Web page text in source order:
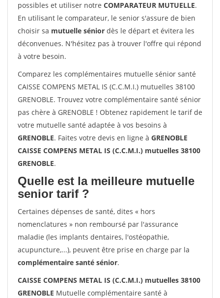
possibles et utiliser notre COMPARATEUR MUTUELLE.
En utilisant le comparateur, le senior s'assure de bien
choisir sa mutuelle sénior dès le départ et évitera les
déconvenues. N'hésitez pas à trouver l'offre qui répond
à votre besoin.
Comparez les complémentaires mutuelle sénior santé
CAISSE COMPENS METAL IS (C.C.M.I.) mutuelles 38100
GRENOBLE. Trouvez votre complémentaire santé sénior
pas chère à GRENOBLE ! Obtenez rapidement le tarif de
votre mutuelle santé adaptée à vos besoins à
GRENOBLE. Faites votre devis en ligne à GRENOBLE
CAISSE COMPENS METAL IS (C.C.M.I.) mutuelles 38100
GRENOBLE.
Quelle est la meilleure mutuelle
senior tarif ?
Certaines dépenses de santé, dites « hors
nomenclatures » non remboursé par l'assurance
maladie (les implants dentaires, l'ostéopathie,
acupuncture,...), peuvent être prise en charge par la
complémentaire santé sénior.
CAISSE COMPENS METAL IS (C.C.M.I.) mutuelles 38100
GRENOBLE Mutuelle complémentaire santé à